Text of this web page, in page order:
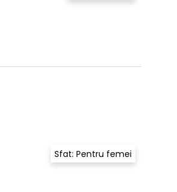
Sfat: Pentru femei